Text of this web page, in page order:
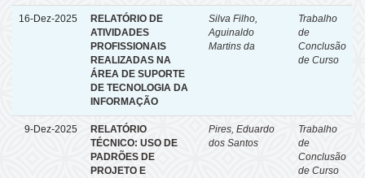
16-Dez-2025
RELATÓRIO DE
ATIVIDADES
PROFISSIONAIS
REALIZADAS NA
ÁREA DE SUPORTE
DE TECNOLOGIA DA
INFORMAÇÃO
Silva Filho,
Aguinaldo
Martins da
Trabalho
de
Conclusão
de Curso
9-Dez-2025
RELATÓRIO
TÉCNICO: USO DE
PADRÕES DE
PROJETO E
Pires, Eduardo
dos Santos
Trabalho
de
Conclusão
de Curso